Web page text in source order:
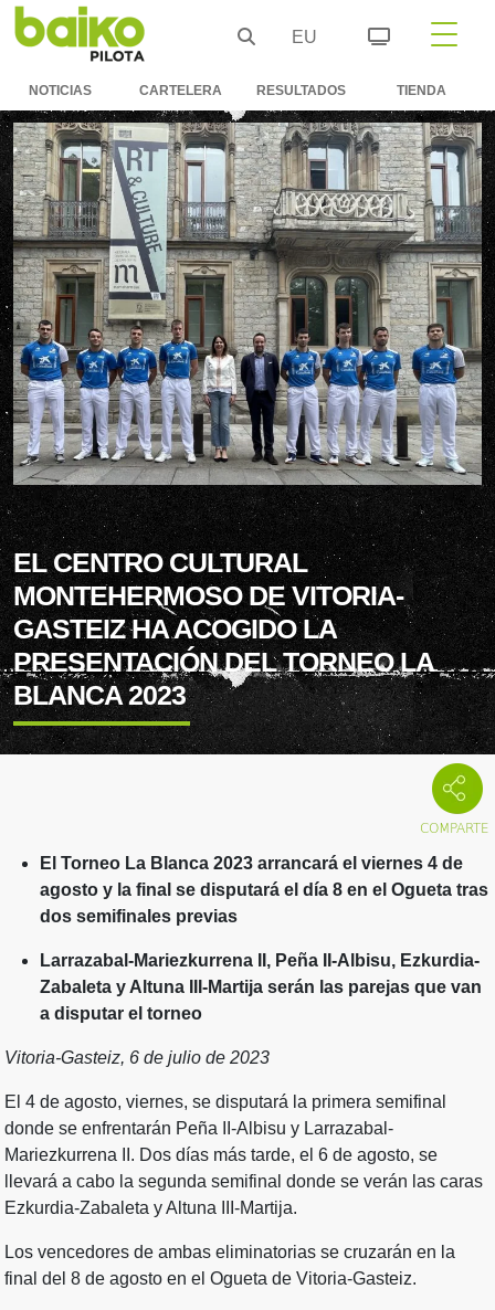
EU
NOTICIAS CARTELERA RESULTADOS TIENDA
EL CENTRO CULTURAL
MONTEHERMOSO DE VITORIA-
GASTEIZ HA ACOGIDO LA
PRESENTACIÓN DEL TORNEO LA
BLANCA 2023
El Torneo La Blanca 2023 arrancará el viernes 4 de
agosto y la final se disputará el día 8 en el Ogueta tras
dos semifinales previas
Larrazabal-Mariezkurrena II, Peña II-Albisu, Ezkurdia-
Zabaleta y Altuna III-Martija serán las parejas que van
a disputar el torneo
Vitoria-Gasteiz, 6 de julio de 2023
El 4 de agosto, viernes, se disputará la primera semifinal
donde se enfrentarán Peña II-Albisu y Larrazabal-
Mariezkurrena II. Dos días más tarde, el 6 de agosto, se
llevará a cabo la segunda semifinal donde se verán las caras
Ezkurdia-Zabaleta y Altuna III-Martija.
Los vencedores de ambas eliminatorias se cruzarán en la
final del 8 de agosto en el Ogueta de Vitoria-Gasteiz.